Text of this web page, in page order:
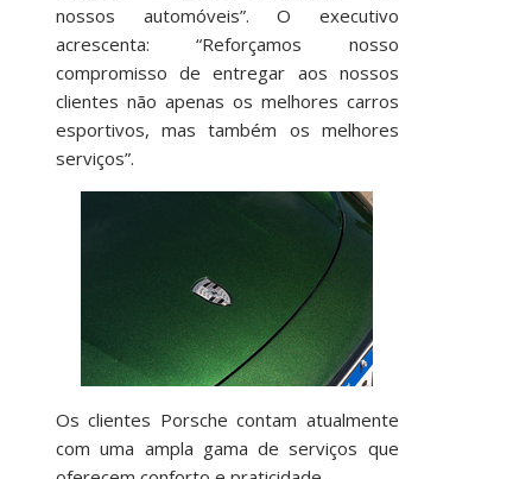
nossos automóveis”. O executivo
acrescenta: “Reforçamos nosso
compromisso de entregar aos nossos
clientes não apenas os melhores carros
esportivos, mas também os melhores
serviços”.
Os clientes Porsche contam atualmente
com uma ampla gama de serviços que